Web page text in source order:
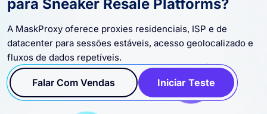
para Sneaker Resale Platforms?
A MaskProxy oferece proxies residenciais, ISP e de
datacenter para sessões estáveis, acesso geolocalizado e
fluxos de dados repetíveis.
Falar Com Vendas Iniciar Teste